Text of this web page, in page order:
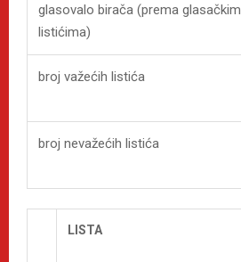
glasovalo birača (prema glasačkim
listićima)
broj važećih listića
broj nevažećih listića
LISTA